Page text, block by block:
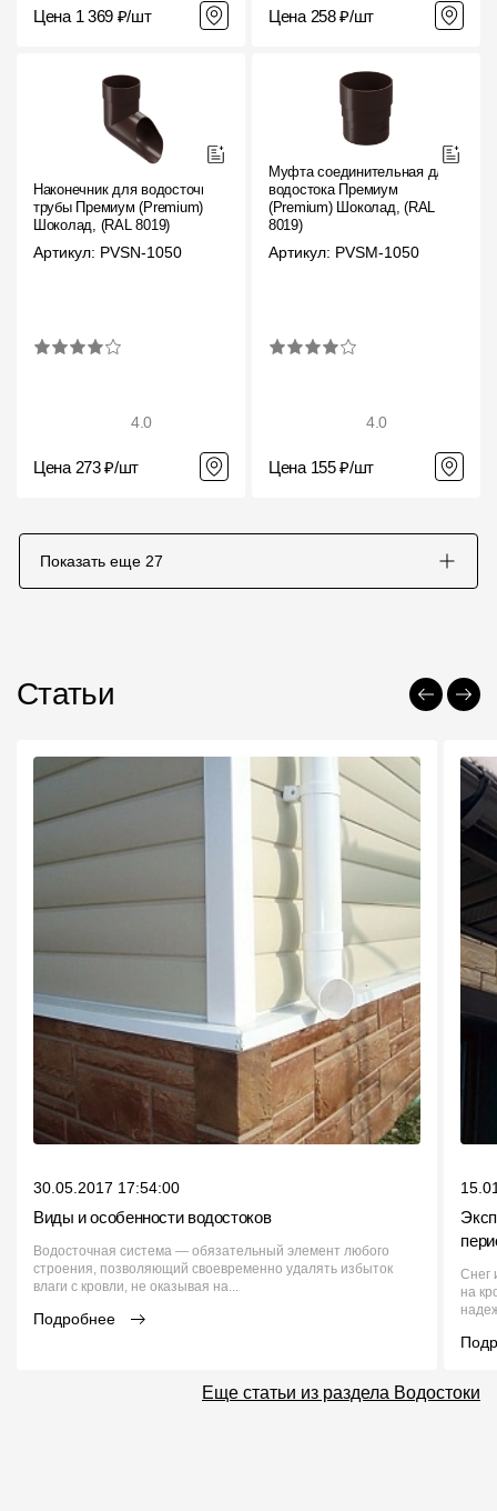
Цена 1 369 ₽/шт Цена 258 ₽/шт
Наконечник для водосточной
трубы Премиум (Premium)
Шоколад, (RAL 8019)
Артикул: PVSN-1050
4.0
Цена 273 ₽/шт
Муфта соединительная для
водостока Премиум
(Premium) Шоколад, (RAL
8019)
Артикул: PVSM-1050
4.0
Цена 155 ₽/шт
Показать еще 27
Статьи
30.05.2017 17:54:00
Виды и особенности водостоков
Водосточная система — обязательный элемент любого
строения, позволяющий своевременно удалять избыток
влаги с кровли, не оказывая на...
Подробнее
Снег
на
Еще статьи из раздела Водостоки